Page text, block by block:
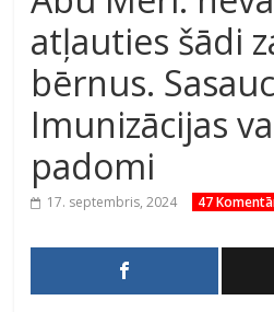
atļauties šādi
bērnus. Sasauc
Imunizācijas
padomi
17. septembris, 2024 47